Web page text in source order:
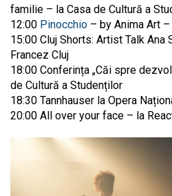
familie – la Casa de Cultură a
12:00 Pinocchio – by Anima Art –
15:00 Cluj Shorts: Artist Talk
Francez Cluj
18:00 Conferința „Căi spre
de Cultură a Studenților
18:30 Tannhauser la Opera
20:00 All over your face – la